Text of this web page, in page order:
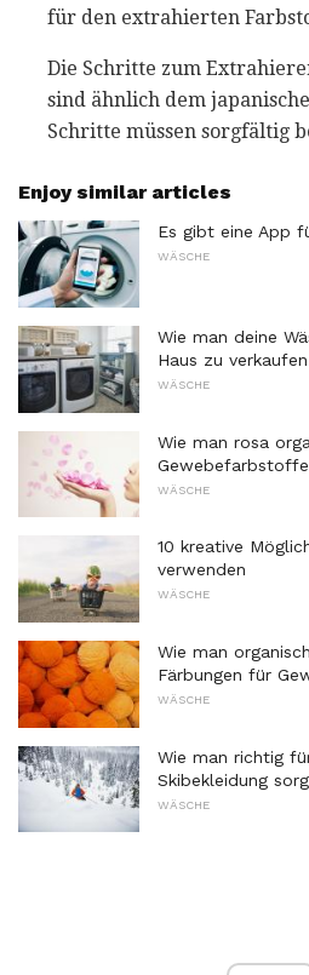
für den extrahierten
Die Schritte zum
sind ähnlich dem
Schritte müssen sorgfältig
Enjoy similar articles
Es gibt eine App
WÄSCHE
Wie man deine
Haus zu verkaufen
WÄSCHE
Wie man rosa
WÄSCHE
10 kreative
verwenden
WÄSCHE
Wie man
Färbungen für
WÄSCHE
Wie man richtig
Skibekleidung
WÄSCHE